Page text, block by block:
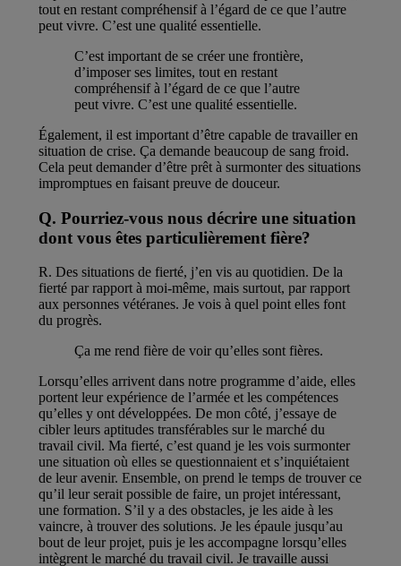
tout en restant compréhensif à l’égard de ce que l’autre
peut vivre. C’est une qualité essentielle.
C’est important de se créer une frontière,
d’imposer ses limites, tout en restant
compréhensif à l’égard de ce que l’autre
peut vivre. C’est une qualité essentielle.
Également, il est important d’être capable de travailler en
situation de crise. Ça demande beaucoup de sang froid.
Cela peut demander d’être prêt à surmonter des situations
impromptues en faisant preuve de douceur.
Q. Pourriez-vous nous décrire une situation
dont vous êtes particulièrement fière?
R. Des situations de fierté, j’en vis au quotidien. De la
fierté par rapport à moi-même, mais surtout, par rapport
aux personnes vétéranes. Je vois à quel point elles font
du progrès.
Ça me rend fière de voir qu’elles sont fières.
Lorsqu’elles arrivent dans notre programme d’aide, elles
portent leur expérience de l’armée et les compétences
qu’elles y ont développées. De mon côté, j’essaye de
cibler leurs aptitudes transférables sur le marché du
travail civil. Ma fierté, c’est quand je les vois surmonter
une situation où elles se questionnaient et s’inquiétaient
de leur avenir. Ensemble, on prend le temps de trouver ce
qu’il leur serait possible de faire, un projet intéressant,
une formation. S’il y a des obstacles, je les aide à les
vaincre, à trouver des solutions. Je les épaule jusqu’au
bout de leur projet, puis je les accompagne lorsqu’elles
intègrent le marché du travail civil. Je travaille aussi